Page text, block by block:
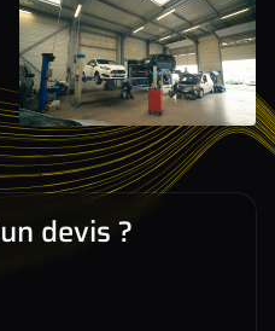
devis ?